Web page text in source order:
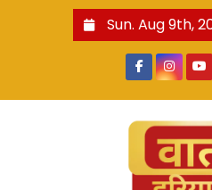
Sun. Aug 9th,